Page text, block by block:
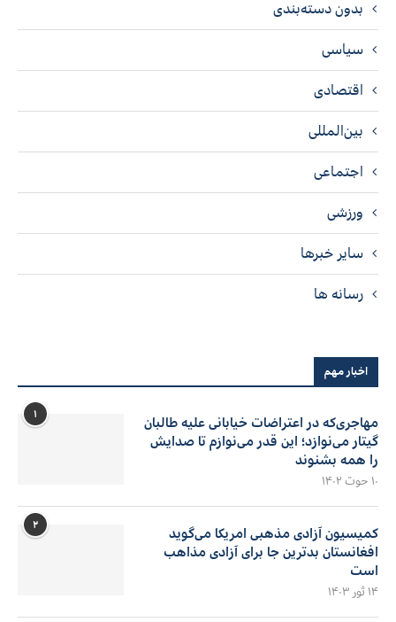
بدون دسته‌بندی
سیاسی
اقتصادی
بین‌المللی
اجتماعی
ورزشی
سایر خبرها
رسانه ها
اخبار مهم
۱
مهاجری‌که در اعتراضات خیابانی علیه طالبان
گیتار می‌نوازد؛ این قدر می‌نوازم تا صدایش
را همه بشنوند
۱۰ حوت ۱۴۰۲
۲
کمیسیون آزادی مذهبی امریکا می‌گوید
افغانستان بدترین جا برای آزادی مذاهب
است
۱۴ ثور ۱۴۰۳